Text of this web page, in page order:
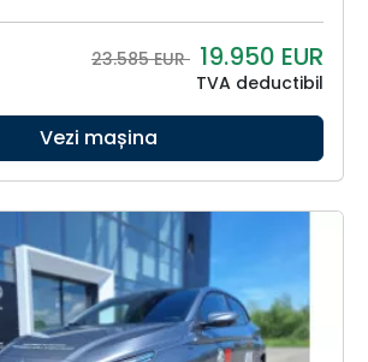
23.585 EUR 19.950 EUR
TVA deductibil
Vezi mașina